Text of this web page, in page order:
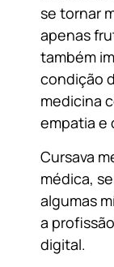
se tornar
apenas
também
condição
medicina
empatia e
Cursava
médica,
algumas
a
digital.